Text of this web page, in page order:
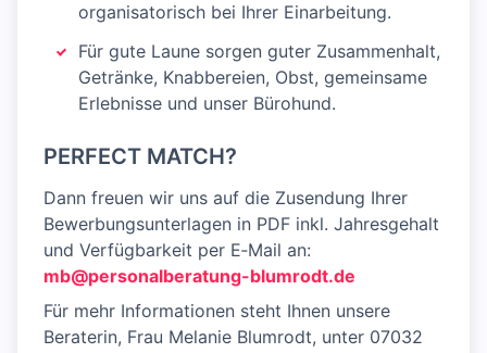
organisatorisch bei Ihrer Einarbeitung.
Für gute Laune sorgen guter Zusammenhalt,
Getränke, Knabbereien, Obst, gemeinsame
Erlebnisse und unser Bürohund.
PERFECT MATCH?
Dann freuen wir uns auf die Zusendung Ihrer
Bewerbungs­unterlagen in PDF inkl. Jahresgehalt
und Verfügbarkeit per E‑Mail an:
mb@personalberatung-blumrodt.de
Für mehr Informationen steht Ihnen unsere
Beraterin, Frau Melanie Blumrodt, unter 07032